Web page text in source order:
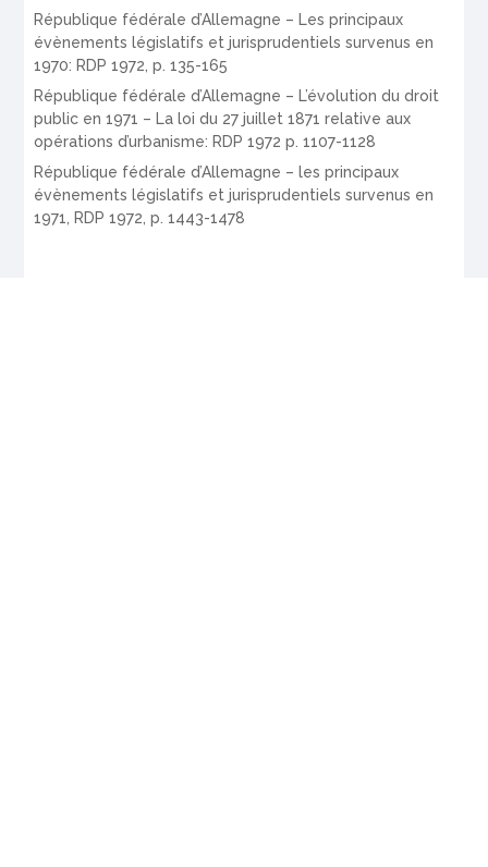
République fédérale d’Allemagne – Les principaux
évènements législatifs et jurisprudentiels survenus en
1970: RDP 1972, p. 135-165
République fédérale d’Allemagne – L’évolution du droit
public en 1971 – La loi du 27 juillet 1871 relative aux
opérations d’urbanisme: RDP 1972 p. 1107-1128
République fédérale d’Allemagne – les principaux
évènements législatifs et jurisprudentiels survenus en
1971, RDP 1972, p. 1443-1478